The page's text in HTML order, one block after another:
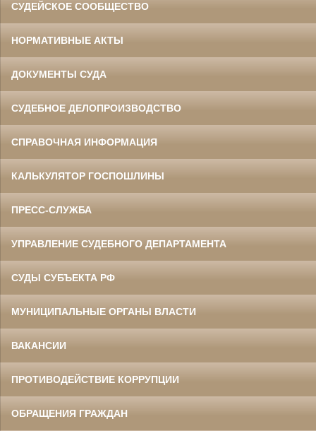
СУДЕЙСКОЕ СООБЩЕСТВО
НОРМАТИВНЫЕ АКТЫ
ДОКУМЕНТЫ СУДА
СУДЕБНОЕ ДЕЛОПРОИЗВОДСТВО
СПРАВОЧНАЯ ИНФОРМАЦИЯ
КАЛЬКУЛЯТОР ГОСПОШЛИНЫ
ПРЕСС-СЛУЖБА
УПРАВЛЕНИЕ СУДЕБНОГО ДЕПАРТАМЕНТА
СУДЫ СУБЪЕКТА РФ
МУНИЦИПАЛЬНЫЕ ОРГАНЫ ВЛАСТИ
ВАКАНСИИ
ПРОТИВОДЕЙСТВИЕ КОРРУПЦИИ
ОБРАЩЕНИЯ ГРАЖДАН